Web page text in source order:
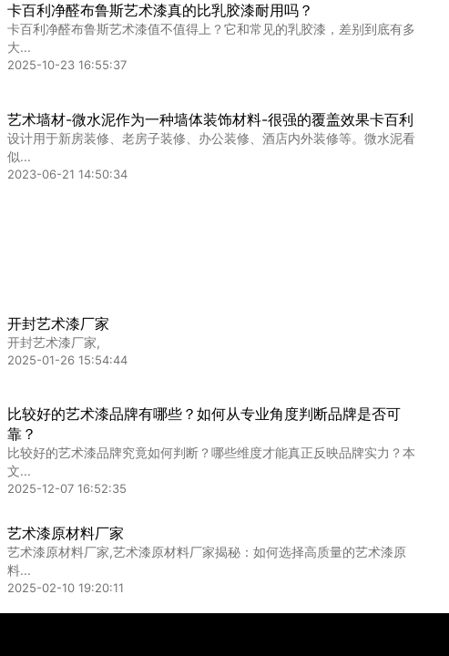
卡百利净醛布鲁斯艺术漆真的比乳胶漆耐用吗？
卡百利净醛布鲁斯艺术漆值不值得上？它和常见的乳胶漆，差别到底有多
大...
2025-10-23 16:55:37
艺术墙材-微水泥作为一种墙体装饰材料-很强的覆盖效果卡百利
设计用于新房装修、老房子装修、办公装修、酒店内外装修等。微水泥看
似...
2023-06-21 14:50:34
艺术水漆和乳胶漆哪个比较好？
艺术水漆和乳胶漆哪个比较好那个好？1、工艺不同。1.艺术水漆：艺术...
艺术漆与乳胶漆哪个装修效果好？全面对比与解析
在家居装修中，墙面涂料的选择至关重要。艺术漆和乳胶漆是两种常见的
墙...
开封艺术漆厂家
开封艺术漆厂家,
2025-01-26 15:54:44
比较好的艺术漆品牌有哪些？如何从专业角度判断品牌是否可
靠？
比较好的艺术漆品牌究竟如何判断？哪些维度才能真正反映品牌实力？本
文...
2025-12-07 16:52:35
艺术漆原材料厂家
艺术漆原材料厂家,艺术漆原材料厂家揭秘：如何选择高质量的艺术漆原
料...
2025-02-10 19:20:11